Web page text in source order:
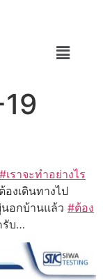
#เราจะทำอย่างไร
งเดินทางไป
นอกบ้านแล้ว #ต้อง
รับ…